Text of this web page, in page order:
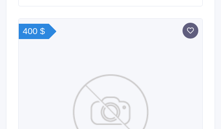
проведение презентаций, заключение договоров,
ведение деловых переговоров, отбор персонала,
составление отчётов, ведение статистики,
400 $